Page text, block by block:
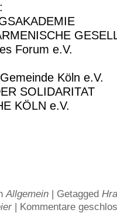
Forum e.V.
Köln e.V.
SOLIDARITAT
KÖLN e.V.
Allgemein | Getagged
| Kommentare